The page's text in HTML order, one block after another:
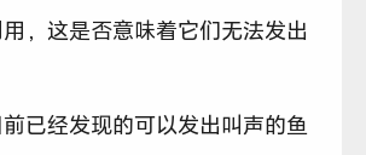
，这是否意味着它们无法发出
已经发现的可以发出叫声的鱼